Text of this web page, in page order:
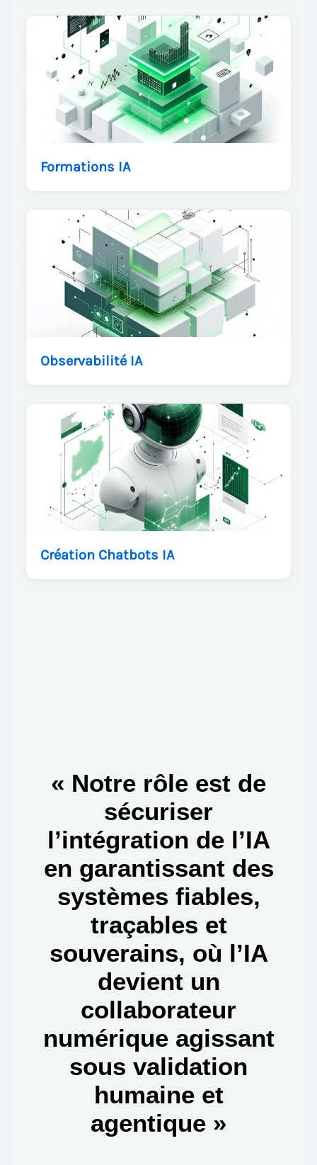
Formations IA
Observabilité IA
Création Chatbots IA
« Notre rôle est de
sécuriser
l’intégration de l’IA
en garantissant des
systèmes fiables,
traçables et
souverains, où l’IA
devient un
collaborateur
numérique agissant
sous validation
humaine et
agentique »